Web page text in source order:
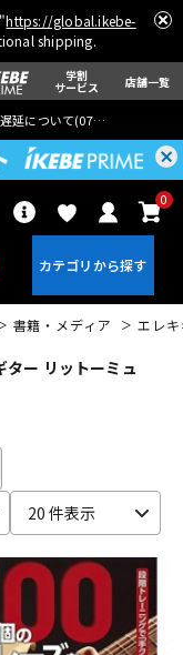
https://global.ikebe-
shipping.
学割
サービス 店舗一覧
延について(07月29日
0
ウクレレ
書籍・メディア エレ
ター リットーミュ
20 件表示